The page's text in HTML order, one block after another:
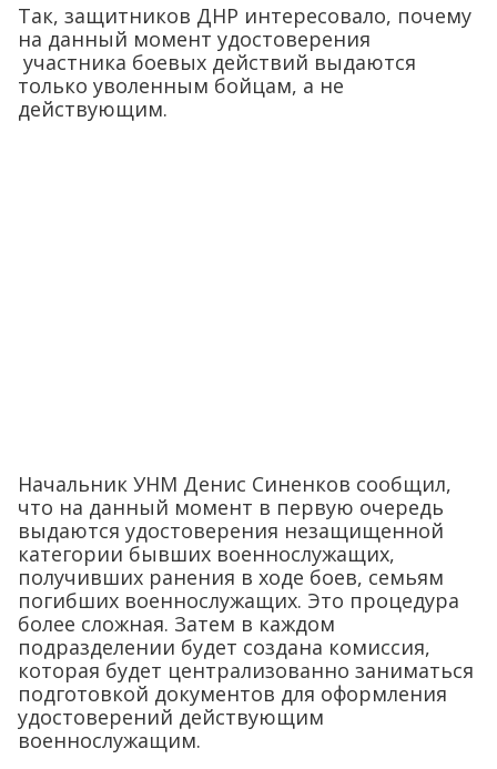
Так, защитников ДНР интересовало, почему
на данный момент удостоверения
участника боевых действий выдаются
только уволенным бойцам, а не
действующим.
Начальник УНМ Денис Синенков сообщил,
что на данный момент в первую очередь
выдаются удостоверения незащищенной
категории бывших военнослужащих,
получивших ранения в ходе боев, семьям
погибших военнослужащих. Это процедура
более сложная. Затем в каждом
подразделении будет создана комиссия,
которая будет централизованно заниматься
подготовкой документов для оформления
удостоверений действующим
военнослужащим.